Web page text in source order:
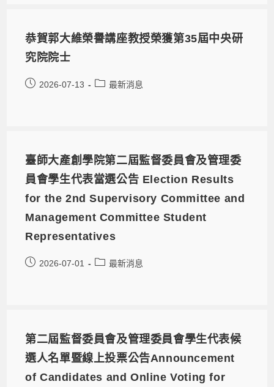
恭賀郭大維榮譽講座教授榮獲第35屆中央研
究院院士
2026-07-13 最新消息
臺師大產創學院第二屆監督委員會及管理委
員會學生代表當選公告 Election Results
for the 2nd Supervisory Committee and
Management Committee Student
Representatives
2026-07-01 最新消息
第二屆監督委員會及管理委員會學生代表候
選人名單暨線上投票公告Announcement
of Candidates and Online Voting for